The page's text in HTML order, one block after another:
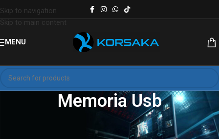
Skip to navigation
Skip to main content
MENU
Memoria Usb
memorias USB 2.0 y 3.0
16GB hasta 128GB . Almacenamiento portátil,